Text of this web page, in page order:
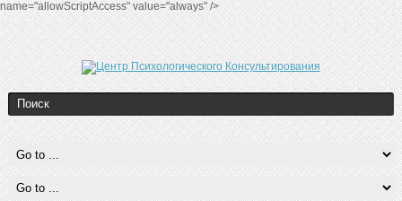
name="allowScriptAccess" value="always" />